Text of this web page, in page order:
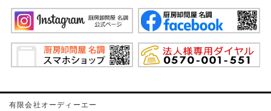
有限会社オーディーエー